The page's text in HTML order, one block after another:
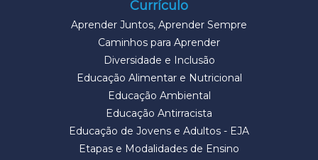
Currículo
Aprender Juntos, Aprender Sempre
Caminhos para Aprender
Diversidade e Inclusão
Educação Alimentar e Nutricional
Educação Ambiental
Educação Antirracista
Educação de Jovens e Adultos - EJA
Etapas e Modalidades de Ensino